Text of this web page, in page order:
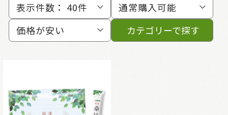
表示件数： 40件
通常購入可能
価格が安い
カテゴリーで探す